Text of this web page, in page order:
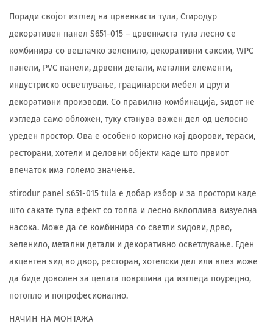
Поради својот изглед на црвенкаста тула, Стиродур
декоративен панел S651-015 – црвенкаста тула лесно се
комбинира со вештачко зеленило, декоративни саксии, WPC
панели, PVC панели, дрвени детали, метални елементи,
индустриско осветлување, градинарски мебел и други
декоративни производи. Со правилна комбинација, ѕидот не
изгледа само обложен, туку станува важен дел од целосно
уреден простор. Ова е особено корисно кај дворови, тераси,
ресторани, хотели и деловни објекти каде што првиот
впечаток има големо значење.
stirodur panel s651-015 tula е добар избор и за простори каде
што сакате тула ефект со топла и лесно вклоплива визуелна
насока. Може да се комбинира со светли ѕидови, дрво,
зеленило, метални детали и декоративно осветлување. Еден
акцентен ѕид во двор, ресторан, хотелски дел или влез може
да биде доволен за целата површина да изгледа поуредно,
потопло и попрофесионално.
НАЧИН НА МОНТАЖА